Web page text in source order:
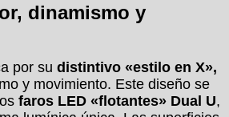
dinamismo y
por su distintivo «estilo en X»,
y movimiento. Este diseño se
faros LED «flotantes» Dual U,